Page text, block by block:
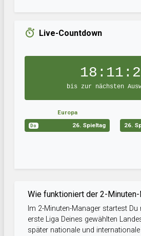
Live-Countdown
bis zur nächsten
Europa
Do 26. Spieltag
26.
Wie funktioniert der 2-Minuten-
Im 2-Minuten-Manager startest
erste Liga Deines gewählten
später nationale und